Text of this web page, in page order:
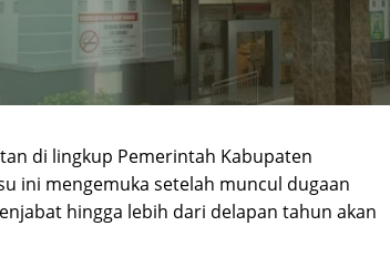
di lingkup Pemerintah Kabupaten
ini mengemuka setelah muncul dugaan
hingga lebih dari delapan tahun akan